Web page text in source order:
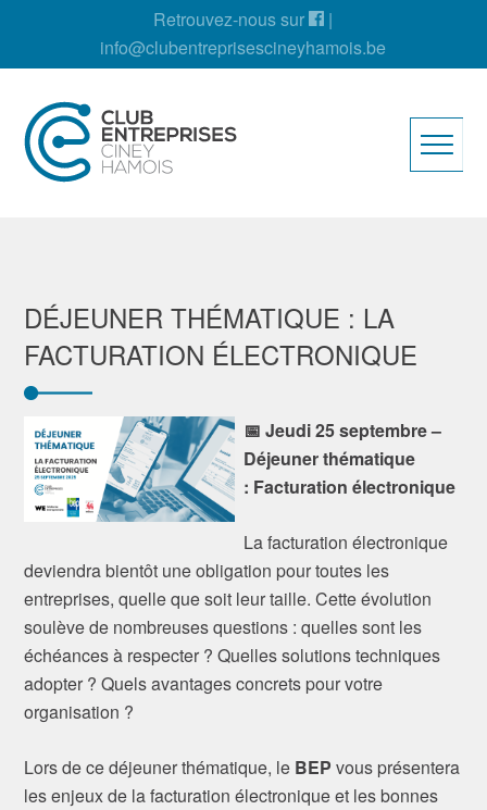
Retrouvez-nous sur
|
info@clubentreprisescineyhamois.be
DÉJEUNER THÉMATIQUE : LA
FACTURATION ÉLECTRONIQUE
📅 Jeudi 25 septembre –
Déjeuner thématique
: Facturation électronique
La facturation électronique
deviendra bientôt une obligation pour toutes les
entreprises, quelle que soit leur taille. Cette évolution
soulève de nombreuses questions : quelles sont les
échéances à respecter ? Quelles solutions techniques
adopter ? Quels avantages concrets pour votre
organisation ?
Lors de ce déjeuner thématique, le BEP vous présentera
les enjeux de la facturation électronique et les bonnes